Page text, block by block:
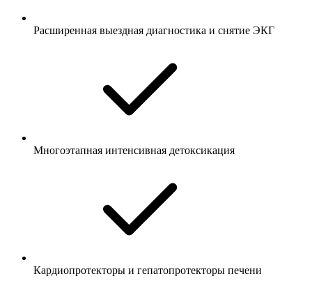
Расширенная выездная диагностика и снятие ЭКГ
Многоэтапная интенсивная детоксикация
Кардиопротекторы и гепатопротекторы печени